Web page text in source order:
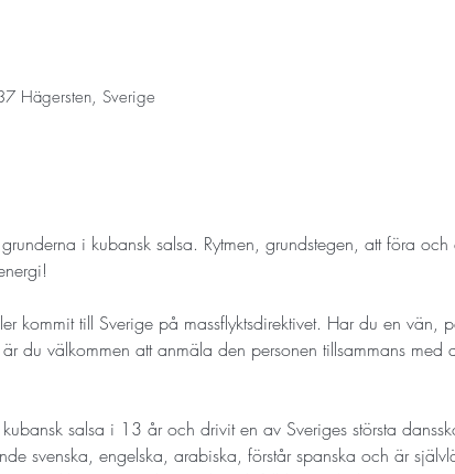
Hägersten, Sverige
i kubansk salsa. Rytmen, grundstegen, att föra
kommit till Sverige på massflyktsdirektivet. Har du en vän,
du välkommen att anmäla den personen tillsammans med
salsa i 13 år och drivit en av Sveriges största
svenska, engelska, arabiska, förstår spanska och är